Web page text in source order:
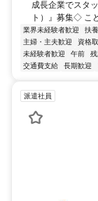
成長企業でスタ
ト）』募集◇ こ
業界未経験者歓迎 扶
主婦・主夫歓迎
資格
未経験者歓迎
午前 残
交通費支給
長期歓迎
派遣社員